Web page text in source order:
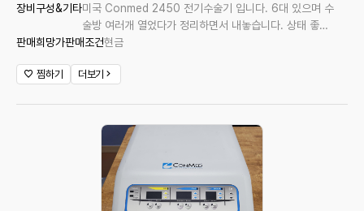
장비구성&기타미국 Conmed 2450 전기수술기 입니다. 6대 있으며 수
술방 여러개 열었다가 정리하면서 내놓습니다. 상태 좋습
니다.
판매희망가판매조건현금
찜하기 더보기